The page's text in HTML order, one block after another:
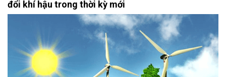
đổi khí hậu trong thời kỳ mới